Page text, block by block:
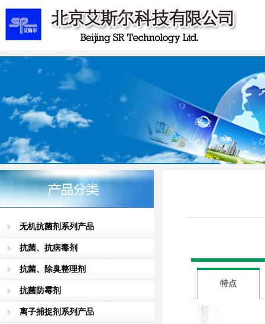
无机抗菌剂系列产品
抗菌、抗病毒剂
抗菌、除臭整理剂
抗菌防霉剂
离子捕捉剂系列产品
特点